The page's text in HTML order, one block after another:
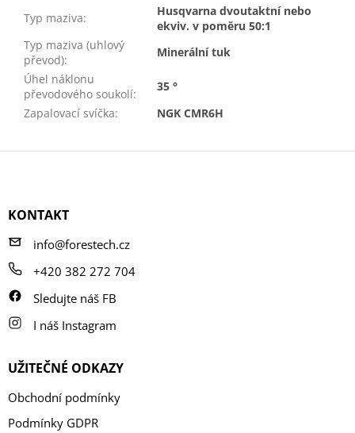
Typ maziva:
Husqvarna dvoutaktní nebo
ekviv. v poměru 50:1
Typ maziva (uhlový
převod):
Minerální tuk
Úhel náklonu
převodového soukolí:
35 °
Zapalovací svíčka: NGK CMR6H
Z
KONTAKT
info@forestech.cz
+420 382 272 704
Sledujte náš FB
I náš Instagram
UŽITEČNÉ ODKAZY
Obchodní podmínky
Podmínky GDPR